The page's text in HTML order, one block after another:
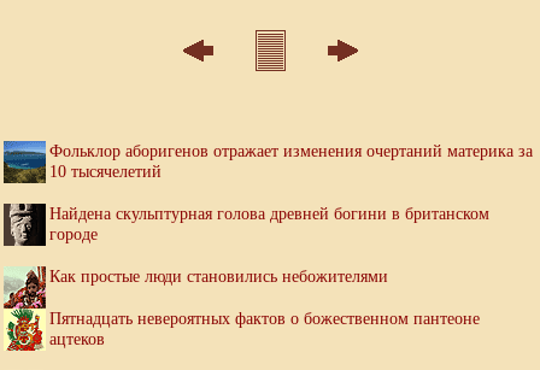
Фольклор аборигенов отражает изменения очертаний материка за
10 тысячелетий
Найдена скульптурная голова древней богини в британском
городе
Как простые люди становились небожителями
Пятнадцать невероятных фактов о божественном пантеоне
ацтеков